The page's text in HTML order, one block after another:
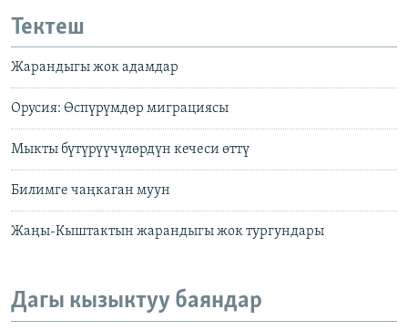
Тектеш
Жарандыгы жок адамдар
Орусия: Өспүрүмдөр миграциясы
Мыкты бүтүрүүчүлөрдүн кечеси өттү
Билимге чаңкаган муун
Жаңы-Кыштактын жарандыгы жок тургундары
Дагы кызыктуу баяндар